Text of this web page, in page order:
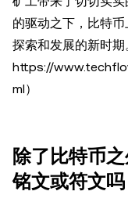
的驱动之下，比特
探索和发展的新时期
https://
ml）
除了比特币
铭文或符文吗